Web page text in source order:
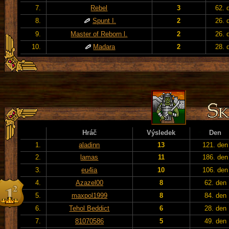
7.
Rebel 3
62.
8.
Spunt I. 2
26.
9.
Master of Reborn l. 2
26.
10.
Madara 2 28.
Hráč Výsledek
Den
1.
aladinn 13
121. den
2.
lamas 11
186. den
3.
eu4ia 10
106. den
4.
Azazel00 8
62. den
5.
maxpol1999 8
84. den
6.
Tehol Beddict 6
28. den
7.
81070586 5
49. den